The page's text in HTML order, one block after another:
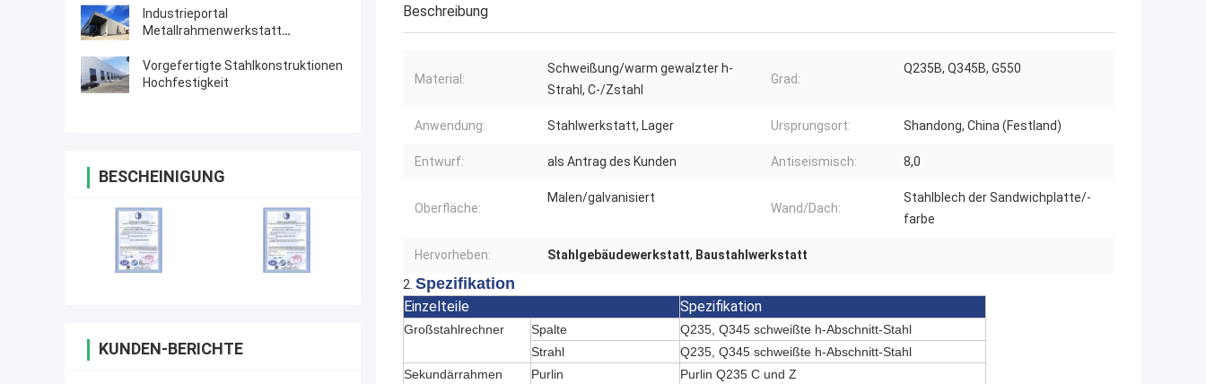
Industrieportal
Metallrahmenwerkstatt
Vorgefertigte Stahlkonstruktionen
Hochfestigkeit
BESCHEINIGUNG
KUNDEN-BERICHTE
Beschreibung
Material:
Schweißung/warm gewalzter h-
Strahl, C-/Zstahl
Grad:
Q235B, Q345B, G550
Anwendung: Stahlwerkstatt, Lager Ursprungsort: Shandong, China (Festland)
Entwurf: als Antrag des Kunden Antiseismisch: 8,0
Oberfläche:
Malen/galvanisiert
Wand/Dach:
Stahlblech der Sandwichplatte/-
farbe
Hervorheben: Stahlgebäudewerkstatt, Baustahlwerkstatt
2. Spezifikation
Einzelteile Spezifikation
Großstahlrechner Spalte
Q235, Q345 schweißte h-Abschnitt-Stahl
Strahl
Q235, Q345 schweißte h-Abschnitt-Stahl
Sekundärrahmen
Purlin
Purlin Q235 C und Z